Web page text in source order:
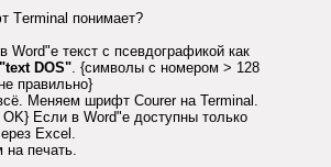
Тerminal понимает?
Word"e текст с псевдографикой как
"text DOS" . {символы с номером > 128
правильно}
Меняем шрифт Courer на Terminal.
Если в Word"e доступны только
Excel.
печать.